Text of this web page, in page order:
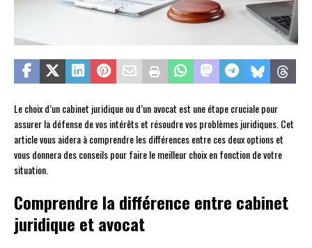
Le choix d’un cabinet juridique ou d’un avocat est une étape cruciale pour
assurer la défense de vos intérêts et résoudre vos problèmes juridiques. Cet
article vous aidera à comprendre les différences entre ces deux options et
vous donnera des conseils pour faire le meilleur choix en fonction de votre
situation.
Comprendre la différence entre cabinet
juridique et avocat